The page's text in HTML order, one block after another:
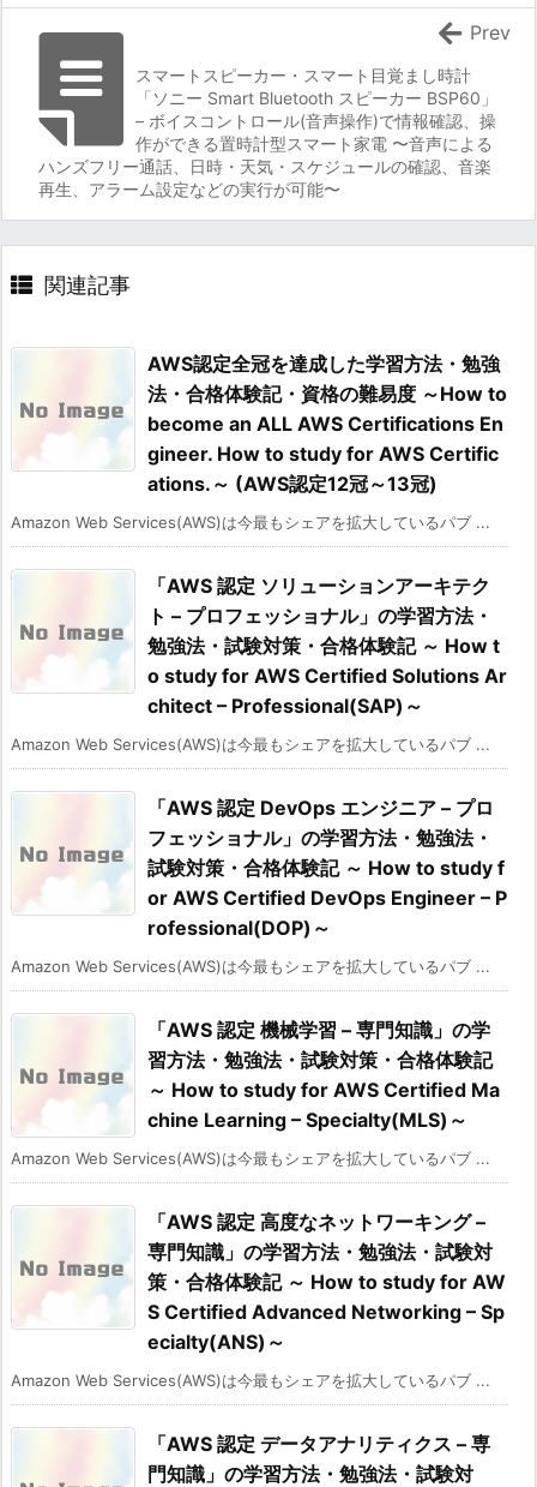
スマートスピーカー・スマート目覚まし時計
「ソニー Smart Bluetooth スピーカー BSP60」
– ボイスコントロール(音声操作)で情報確認、操
作ができる置時計型スマート家電 〜音声による
ハンズフリー通話、日時・天気・スケジュールの確認、音楽
再生、アラーム設定などの実行が可能〜
Prev
関連記事
AWS認定全冠を達成した学習方法・勉強
法・合格体験記・資格の難易度 ～How to
become an ALL AWS Certifications En
gineer. How to study for AWS Certific
ations.～ (AWS認定12冠～13冠)
Amazon Web Services(AWS)は今最もシェアを拡大しているパブ ...
「AWS 認定 ソリューションアーキテク
ト – プロフェッショナル」の学習方法・
勉強法・試験対策・合格体験記 ～ How t
o study for AWS Certified Solutions Ar
chitect – Professional(SAP)～
Amazon Web Services(AWS)は今最もシェアを拡大しているパブ ...
「AWS 認定 DevOps エンジニア – プロ
フェッショナル」の学習方法・勉強法・
試験対策・合格体験記 ～ How to study f
or AWS Certified DevOps Engineer – P
rofessional(DOP)～
Amazon Web Services(AWS)は今最もシェアを拡大しているパブ ...
「AWS 認定 機械学習 – 専門知識」の学
習方法・勉強法・試験対策・合格体験記
～ How to study for AWS Certified Ma
chine Learning – Specialty(MLS)～
Amazon Web Services(AWS)は今最もシェアを拡大しているパブ ...
「AWS 認定 高度なネットワーキング –
専門知識」の学習方法・勉強法・試験対
策・合格体験記 ～ How to study for AW
S Certified Advanced Networking – Sp
ecialty(ANS)～
Amazon Web Services(AWS)は今最もシェアを拡大しているパブ ...
「AWS 認定 データアナリティクス – 専
門知識」の学習方法・勉強法・試験対